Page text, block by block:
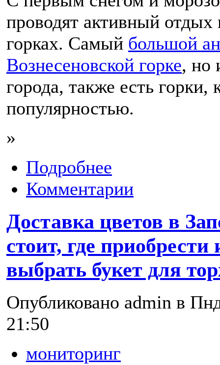
проводят активный отдых
горках. Самый большой
Вознесеновской горке, но
города, также есть горки,
популярностью.
»
Подробнее
Комментарии
Доставка цветов в
стоит, где
выбрать букет для
Опубликовано admin в
21:50
мониторинг